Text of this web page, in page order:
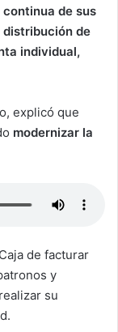
continua de sus
de
individual,
explicó que
modernizar la
de facturar
y
su